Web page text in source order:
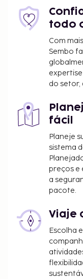
todo
Com
Sembo
do setor,
fácil
Planeje
sistema
preços e
a
pacote.
Viaje
Escolha